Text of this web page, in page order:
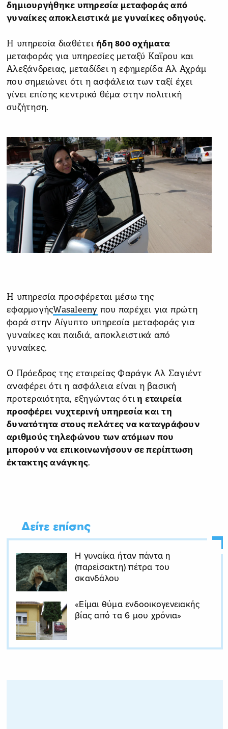
δημιουργήθηκε υπηρεσία μεταφοράς από
γυναίκες αποκλειστικά με γυναίκες οδηγούς.
Η υπηρεσία διαθέτει ήδη 800 οχήματα
μεταφοράς για υπηρεσίες μεταξύ Καΐρου και
Αλεξάνδρειας, μεταδίδει η εφημερίδα Αλ Αχράμ
που σημειώνει ότι η ασφάλεια των ταξί έχει
γίνει επίσης κεντρικό θέμα στην πολιτική
συζήτηση.
Η υπηρεσία προσφέρεται μέσω της
εφαρμογήςWasaleeny που παρέχει για πρώτη
φορά στην Αίγυπτο υπηρεσία μεταφοράς για
γυναίκες και παιδιά, αποκλειστικά από
γυναίκες.
Ο Πρόεδρος της εταιρείας Φαράγκ Αλ Σαγιέντ
αναφέρει ότι η ασφάλεια είναι η βασική
προτεραιότητα, εξηγώντας ότιη εταιρεία
προσφέρει νυχτερινή υπηρεσία και τη
δυνατότητα στους πελάτες να καταγράφουν
αριθμούς τηλεφώνου των ατόμων που
μπορούν να επικοινωνήσουν σε περίπτωση
έκτακτης ανάγκης.
Δείτε επίσης
Η γυναίκα ήταν πάντα η
(παρείσακτη) πέτρα του
σκανδάλου
«Είμαι θύμα ενδοοικογενειακής
βίας από τα 6 μου χρόνια»